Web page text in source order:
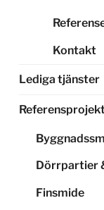
Kontakt
Lediga tjänster
Dörrpartier
Finsmide